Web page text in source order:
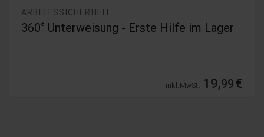
ARBEITSSICHERHEIT
360° Unterweisung - Erste Hilfe im Lager
inkl. MwSt. 19,99€